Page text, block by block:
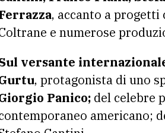
, accanto a progetti
e numerose
versante
, protagonista di uno
Panico; del celebre
americano;